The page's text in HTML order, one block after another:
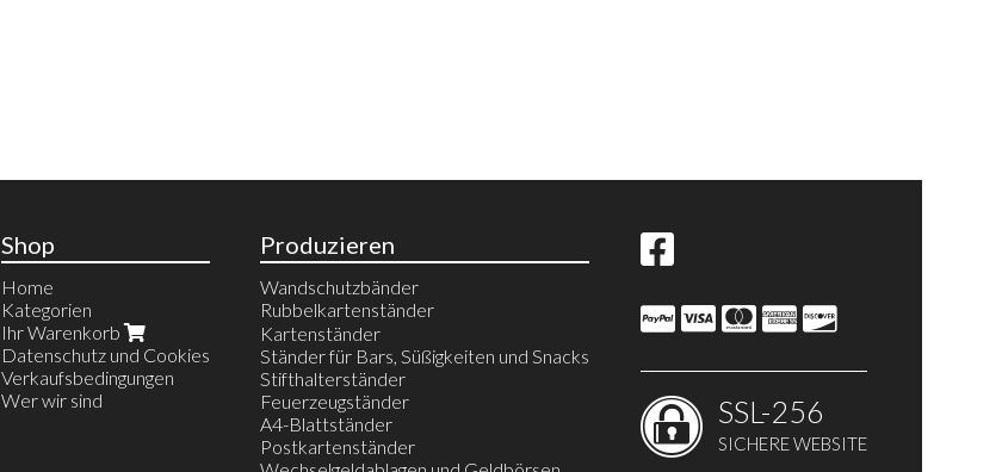
Shop
Home
Kategorien
Ihr Warenkorb
Datenschutz und Cookies
Verkaufsbedingungen
Wer wir sind
Produzieren
Wandschutzbänder
Rubbelkartenständer
Espositori da banco
Espositori da parete
Postazione Gratta e Vinci
Kartenständer
Ständer für Bars, Süßigkeiten und Snacks
Stifthalterständer
Feuerzeugständer
A4-Blattständer
Postkartenständer
SSL-256
SICHERE WEBSITE